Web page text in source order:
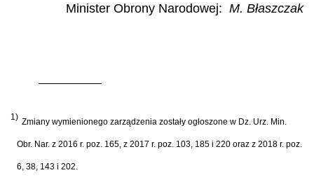
Minister Obrony Narodowej: M. Błaszczak
1) Zmiany wymienionego zarządzenia zostały ogłoszone w Dz. Urz. Min.
Obr. Nar. z 2016 r. poz. 165, z 2017 r. poz. 103, 185 i 220 oraz z 2018 r. poz.
6, 38, 143 i 202.